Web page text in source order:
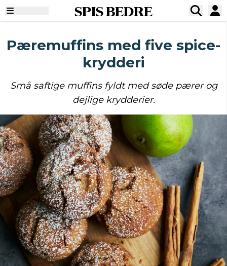
SPIS BEDRE
Pæremuffins med five spice-
krydderi
Små saftige muffins fyldt med søde pærer og
dejlige krydderier.